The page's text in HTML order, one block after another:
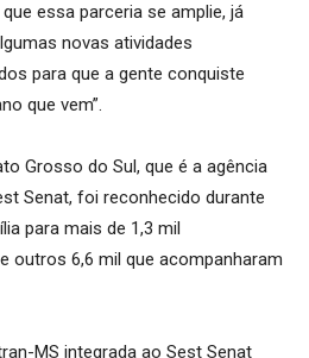
essa parceria se amplie, já
novas atividades
para que a gente conquiste
que vem”.
Grosso do Sul, que é a agência
Senat, foi reconhecido durante
para mais de 1,3 mil
outros 6,6 mil que acompanharam
MS integrada ao Sest Senat